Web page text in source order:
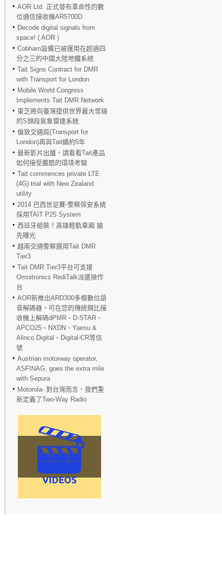
AOR Ltd. 正式發布革命性的數
位通信接收機AR5700D
Decode digital signals from
space! ( AOR )
Cobham設備已被運用在超過四
分之三的中國大陸地鐵系統
Tait Signs Contract for DMR
with Transport for London
Mobile World Congress
Implements Tait DMR Network
東芝將向臺灣提供世界最大等級
的S頻段氣象雷達系統
倫敦交通局(Transport for
London)再與Tait續約5年
最新影片出爐，請看看Tait產品
如何接受嚴酷的環境考驗
Tait commences private LTE
(4G) trial with New Zealand
utility
2014 巴西世足賽-警察保安系統
採用TAIT P25 System
西班牙組裝！高雄輕軌車廂 搶
先曝光
越南交通警察選用Tait DMR
Tier3
Tait DMR Tier3平台可支援
Omnitronics RediTalk派遣操作
台
AOR新推出ARD300多模數位語
音解碼器，可在您的傳統類比接
收機上解碼dPMR、D-STAR、
APCO25、NXDN、Yaesu &
Alinco Digital、Digital-CR等信
號
Austrian motorway operator,
ASFINAG, goes the extra mile
with Sepura
Motorola- 對台灣而言，我們重
新定義了Two-Way Radio